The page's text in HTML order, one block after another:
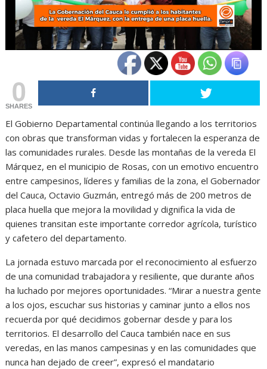
0
SHARES
El Gobierno Departamental continúa llegando a los territorios
con obras que transforman vidas y fortalecen la esperanza de
las comunidades rurales. Desde las montañas de la vereda El
Márquez, en el municipio de Rosas, con un emotivo encuentro
entre campesinos, líderes y familias de la zona, el Gobernador
del Cauca, Octavio Guzmán, entregó más de 200 metros de
placa huella que mejora la movilidad y dignifica la vida de
quienes transitan este importante corredor agrícola, turístico
y cafetero del departamento.
La jornada estuvo marcada por el reconocimiento al esfuerzo
de una comunidad trabajadora y resiliente, que durante años
ha luchado por mejores oportunidades. “Mirar a nuestra gente
a los ojos, escuchar sus historias y caminar junto a ellos nos
recuerda por qué decidimos gobernar desde y para los
territorios. El desarrollo del Cauca también nace en sus
veredas, en las manos campesinas y en las comunidades que
nunca han dejado de creer”, expresó el mandatario